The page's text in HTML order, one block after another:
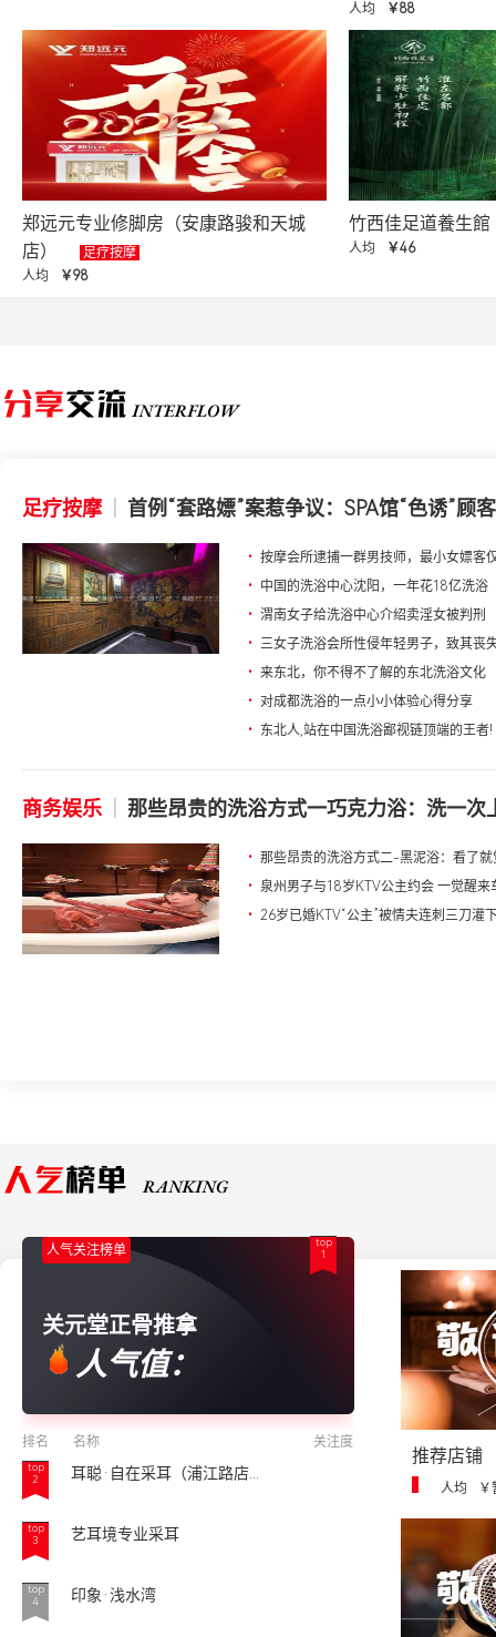
人均 ￥88
郑远元专业修脚房（安康路骏和天城
店）
足疗按摩
人均
￥98
竹西佳足道養生館
人均 ￥46
足疗按摩 首例“套路嫖”案惹争议：SPA馆“色诱”顾
• 按摩会所逮捕一群男技师，最小女嫖客
• 中国的洗浴中心沈阳，一年花18亿洗浴
• 渭南女子给洗浴中心介绍卖淫女被判刑
• 三女子洗浴会所性侵年轻男子，致其丧
• 来东北，你不得不了解的东北洗浴文化
• 对成都洗浴的一点小小体验心得分享
• 东北人,站在中国洗浴鄙视链顶端的王者!
商务娱乐 那些昂贵的洗浴方式一巧克力浴：洗一次
• 那些昂贵的洗浴方式二-黑泥浴：看了
• 泉州男子与18岁KTV公主约会 一觉醒来
• 26岁已婚KTV“公主”被情夫连刺三刀灌
人气关注榜单
关元堂正骨推拿
人气值：
top
1
排名 名称 关注度
top
2
耳聪·自在采耳（浦江路店...
top
3
艺耳境专业采耳
top
4
印象·浅水湾
推荐店铺
人均 ￥